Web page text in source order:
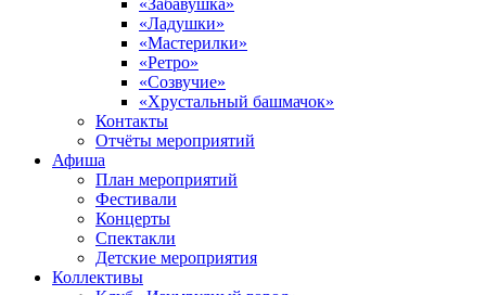
«Забавушка»
«Ладушки»
«Мастерилки»
«Ретро»
«Созвучие»
«Хрустальный башмачок»
Контакты
Отчёты мероприятий
Афиша
План мероприятий
Фестивали
Концерты
Спектакли
Детские мероприятия
Коллективы